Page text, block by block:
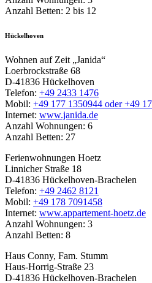
Anzahl Betten: 2 bis 12
Hückelhoven
Wohnen auf Zeit „Janida“
Loerbrockstraße 68
D-41836 Hückelhoven
Telefon: +49 2433 1476
Mobil: +49 177 1350944 oder +49
Internet: www.janida.de
Anzahl Wohnungen: 6
Anzahl Betten: 27
Ferienwohnungen Hoetz
Linnicher Straße 18
D-41836 Hückelhoven-Brachelen
Telefon: +49 2462 8121
Mobil: +49 178 7091458
Internet: www.appartement-hoetz.de
Anzahl Wohnungen: 3
Anzahl Betten: 8
Haus Conny, Fam. Stumm
Haus-Horrig-Straße 23
D-41836 Hückelhoven-Brachelen